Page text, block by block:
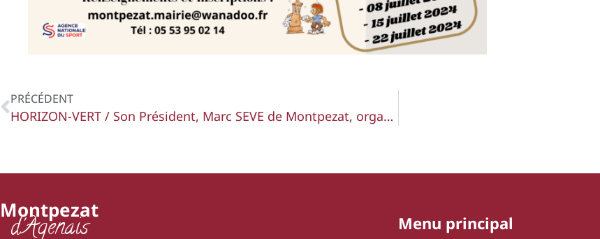
PRÉCÉDENT
HORIZON-VERT / Son Président, Marc SEVE de Montpezat, organise le Festi’Nature le 28 avril 2024 à Villeneuve sur Lot
Montpezat
d'Agenais Menu principal